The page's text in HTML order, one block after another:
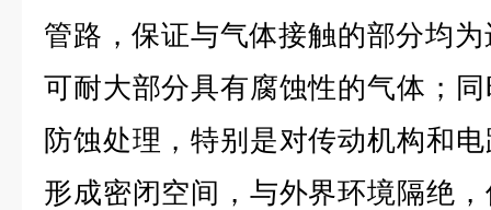
管路，保证与气体接触的部分均
可耐大部分具有腐蚀性的气体；
防蚀处理，特别是对传动机构和
形成密闭空间，与外界环境隔绝